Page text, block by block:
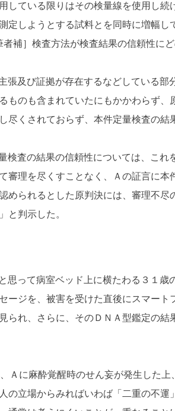
ている限りはその検量線を使用し
しようとする試料とを同時に増幅
補］検査方法が検査結果の信頼性に
及び証拠が存在するなどしている部
のも含まれていたにもかかわらず
くされておらず、本件定量検査の
査の結果の信頼性については、これ
理を尽くすことなく、Ａの証言に
られるとした原判決には、審理不
と判示した。
て病室ベッド上に横たわる３１歳
ージを、被害を受けた直後にスマー
れ、さらに、そのＤＮＡ型鑑定の
麻酔覚醒時のせん妄が発生した上
立場からみればいわば「二重の不